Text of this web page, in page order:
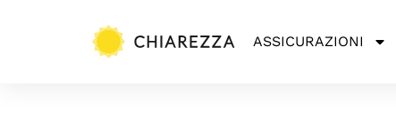
ASSICURAZIONI